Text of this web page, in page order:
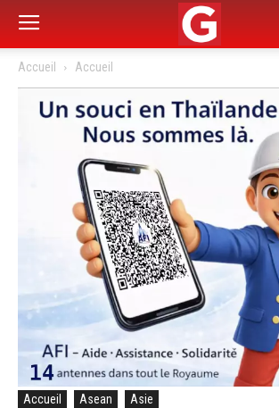
Accueil Accueil
Accueil Asean Asie